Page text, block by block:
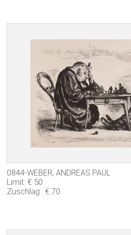
0844-WEBER, ANDREAS PAUL
Limit: € 50
Zuschlag : € 70